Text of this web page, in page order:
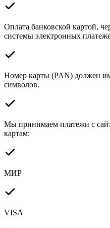
Оплата банковской картой,
системы электронных
Номер карты (PAN) должен
символов.
Мы принимаем платежи с
картам:
МИР
VISA